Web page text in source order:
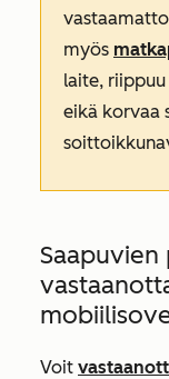
myös
laite,
eikä korvaa
Saapuvien
Voit